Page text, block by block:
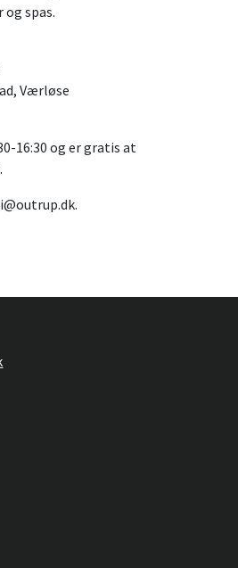
spas.
Værløse
16:30 og er gratis at